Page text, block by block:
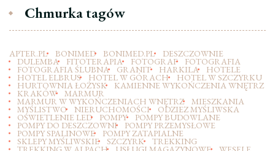
Chmurka tagów
APTER.PL BONIMED BONIMED.PL DESZCZOWNIE
DULEMBA FITOTERAPIA FOTOGRAF FOTOGRAFIA
FOTOGRAFIA ŚLUBNA GRANIT HARKILA HOTELE
HOTEL ELBRUS HOTEL W GÓRACH HOTEL W SZCZYRKU
HURTOWNIA ŁOŻYSK KAMIENNE WYKOŃCZENIA WNĘTRZ
KRAKÓW MARMUR
MARMUR W WYKOŃCZENIACH WNĘTRZ MIESZKANIA
MYŚLISTWO NIERUCHOMOŚCI ODZIEZ MYŚLIWSKA
OŚWIETLENIE LED POMPY POMPY BUDOWLANE
POMPY DO DESZCZOWNI POMPY PRZEMYSŁOWE
POMPY SPALINOWE POMPY ZATAPIALNE
SKLEPY MYŚLIWSKIE SZCZYRK TREKKING